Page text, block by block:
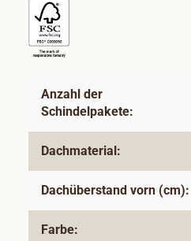
Anzahl der
Schindelpakete:
Dachmaterial:
Dachüberstand vorn (cm):
Farbe: